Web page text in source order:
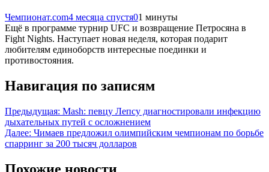
Чемпионат.com4 месяца спустя01 минуты
Ещё в программе турнир UFC и возвращение Петросяна в
Fight Nights. Наступает новая неделя, которая подарит
любителям единоборств интересные поединки и
противостояния.
Навигация по записям
Предыдущая: Mash: певцу Лепсу диагностировали инфекцию
дыхательных путей с осложнением
Далее: Чимаев предложил олимпийским чемпионам по борьбе
спарринг за 200 тысяч долларов
Похожие новости